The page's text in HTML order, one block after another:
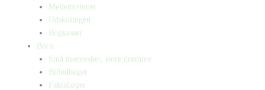
Mellemtrinnet
Udskolingen
Bogkasser
Børn
Små mennesker, store drømme
Billedbøger
Faktabøger